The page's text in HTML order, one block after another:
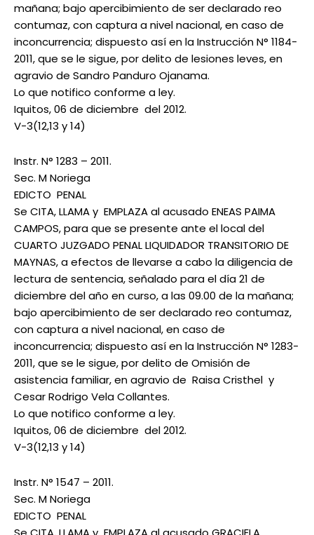
━ Planes
mañana; bajo apercibimiento de ser declarado reo
contumaz, con captura a nivel nacional, en caso de
inconcurrencia; dispuesto así en la Instrucción N° 1184-
2011, que se le sigue, por delito de lesiones leves, en
agravio de Sandro Panduro Ojanama.
Lo que notifico conforme a ley.
Iquitos, 06 de diciembre del 2012.
V-3(12,13 y 14)
Instr. N° 1283 – 2011.
Sec. M Noriega
EDICTO PENAL
Se CITA, LLAMA y EMPLAZA al acusado ENEAS PAIMA
CAMPOS, para que se presente ante el local del
CUARTO JUZGADO PENAL LIQUIDADOR TRANSITORIO DE
MAYNAS, a efectos de llevarse a cabo la diligencia de
lectura de sentencia, señalado para el día 21 de
diciembre del año en curso, a las 09.00 de la mañana;
bajo apercibimiento de ser declarado reo contumaz,
con captura a nivel nacional, en caso de
inconcurrencia; dispuesto así en la Instrucción N° 1283-
2011, que se le sigue, por delito de Omisión de
asistencia familiar, en agravio de Raisa Cristhel y
Cesar Rodrigo Vela Collantes.
Lo que notifico conforme a ley.
Iquitos, 06 de diciembre del 2012.
V-3(12,13 y 14)
Instr. N° 1547 – 2011.
Sec. M Noriega
EDICTO PENAL